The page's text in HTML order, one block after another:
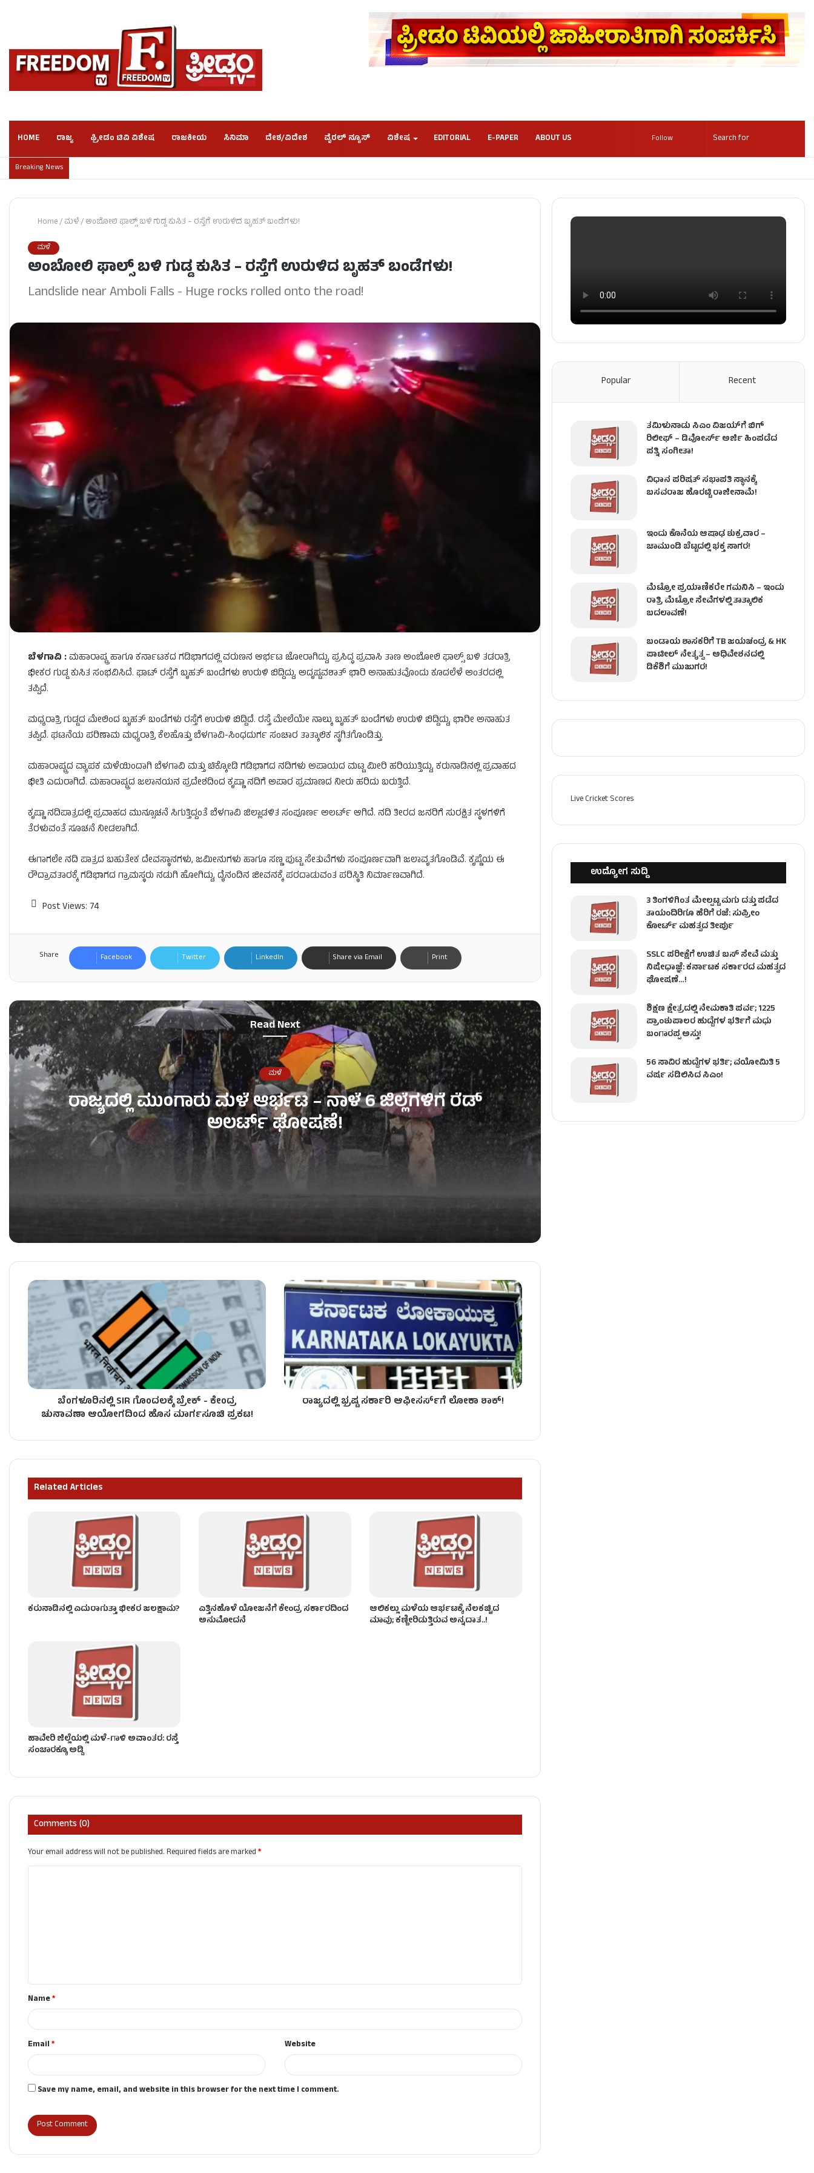
HOME ರಾಜ್ಯ ಫ್ರೀಡಂ ಟಿವಿ ವಿಶೇಷ ರಾಜಕೀಯ ಸಿನಿಮಾ ದೇಶ/ವಿದೇಶ ವೈರಲ್ ನ್ಯೂಸ್ ವಿಶೇಷ EDITORIAL E-PAPER ABOUT US Follow
Breaking News
Home/ಮಳೆ/ಅಂಬೋಲಿ ಫಾಲ್ಸ್ ಬಳಿ ಗುಡ್ಡ ಕುಸಿತ – ರಸ್ತೆಗೆ ಉರುಳಿದ ಬೃಹತ್ ಬಂಡೆಗಳು!
ಮಳೆ
ಅಂಬೋಲಿ ಫಾಲ್ಸ್ ಬಳಿ ಗುಡ್ಡ ಕುಸಿತ – ರಸ್ತೆಗೆ ಉರುಳಿದ ಬೃಹತ್ ಬಂಡೆಗಳು!
Landslide near Amboli Falls - Huge rocks rolled onto the road!
ಬೆಳಗಾವಿ :ಮಹಾರಾಷ್ಟ್ರ ಹಾಗೂ ಕರ್ನಾಟಕದ ಗಡಿಭಾಗದಲ್ಲಿ ವರುಣನ ಆರ್ಭಟ ಜೋರಾಗಿದ್ದು, ಪ್ರಸಿದ್ಧ ಪ್ರವಾಸಿ ತಾಣ ಅಂಬೋಲಿ ಫಾಲ್ಸ್ ಬಳಿ ತಡರಾತ್ರಿ
ಭೀಕರ ಗುಡ್ಡ ಕುಸಿತ ಸಂಭವಿಸಿದೆ. ಘಾಟ್ ರಸ್ತೆಗೆ ಬೃಹತ್ ಬಂಡೆಗಳು ಉರುಳಿ ಬಿದ್ದಿದ್ದು, ಅದೃಷ್ಟವಶಾತ್ ಭಾರಿ ಅನಾಹುತವೊಂದು ಕೂದಲೆಳೆ ಅಂತರದಲ್ಲಿ
ತಪ್ಪಿದೆ.
ಮಧ್ಯರಾತ್ರಿ ಗುಡ್ಡದ ಮೇಲಿಂದ ಬೃಹತ್ ಬಂಡೆಗಳು ರಸ್ತೆಗೆ ಉರುಳಿ ಬಿದ್ದಿದೆ. ರಸ್ತೆ ಮೇಲೆಯೇ ನಾಲ್ಕು ಬೃಹತ್ ಬಂಡೆಗಳು ಉರುಳಿ ಬಿದ್ದಿದ್ದು, ಭಾರೀ ಅನಾಹುತ
ತಪ್ಪಿದೆ. ಘಟನೆಯ ಪರಿಣಾಮ ಮಧ್ಯರಾತ್ರಿ ಕೆಲಹೊತ್ತು ಬೆಳಗಾವಿ-ಸಿಂಧದುರ್ಗ ಸಂಚಾರ ತಾತ್ಕಾಲಿಕ ಸ್ಥಗಿತಗೊಂಡಿತ್ತು.
ಮಹಾರಾಷ್ಟ್ರದ ವ್ಯಾಪಕ ಮಳೆಯಿಂದಾಗಿ ಬೆಳಗಾವಿ ಮತ್ತು ಚಿಕ್ಕೋಡಿ ಗಡಿಭಾಗದ ನದಿಗಳು ಅಪಾಯದ ಮಟ್ಟ ಮೀರಿ ಹರಿಯುತ್ತಿದ್ದು, ಕರುನಾಡಿನಲ್ಲಿ ಪ್ರವಾಹದ
ಭೀತಿ ಎದುರಾಗಿದೆ. ಮಹಾರಾಷ್ಟ್ರದ ಜಲಾನಯನ ಪ್ರದೇಶದಿಂದ ಕೃಷ್ಣಾ ನದಿಗೆ ಅಪಾರ ಪ್ರಮಾಣದ ನೀರು ಹರಿದು ಬರುತ್ತಿದೆ.
ಕೃಷ್ಣಾ ನದಿಪಾತ್ರದಲ್ಲಿ ಪ್ರವಾಹದ ಮುನ್ಸೂಚನೆ ಸಿಗುತ್ತಿದ್ದಂತೆ ಬೆಳಗಾವಿ ಜಿಲ್ಲಾಡಳಿತ ಸಂಪೂರ್ಣ ಅಲರ್ಟ್ ಆಗಿದೆ. ನದಿ ತೀರದ ಜನರಿಗೆ ಸುರಕ್ಷಿತ ಸ್ಥಳಗಳಿಗೆ
ತೆರಳುವಂತೆ ಸೂಚನೆ ನೀಡಲಾಗಿದೆ.
ಈಗಾಗಲೇ ನದಿ ಪಾತ್ರದ ಬಹುತೇಕ ದೇವಸ್ಥಾನಗಳು, ಜಮೀನುಗಳು ಹಾಗೂ ಸಣ್ಣ ಪುಟ್ಟ ಸೇತುವೆಗಳು ಸಂಪೂರ್ಣವಾಗಿ ಜಲಾವೃತಗೊಂಡಿವೆ. ಕೃಷ್ಣೆಯ ಈ
ರೌದ್ರಾವತಾರಕ್ಕೆ ಗಡಿಭಾಗದ ಗ್ರಾಮಸ್ಥರು ನಡುಗಿ ಹೋಗಿದ್ದು, ದೈನಂದಿನ ಜೀವನಕ್ಕೆ ಪರದಾಡುವಂತ ಪರಿಸ್ಥಿತಿ ನಿರ್ಮಾಣವಾಗಿದೆ.
Post Views: 74
Share Facebook Twitter LinkedIn Share via Email Print
Read Next
ಮಳೆ
ರಾಜ್ಯದಲ್ಲಿ ಮುಂಗಾರು ಮಳೆ ಆರ್ಭಟ – ನಾಳೆ 6 ಜಿಲ್ಲೆಗಳಿಗೆ ರೆಡ್‌
ಅಲರ್ಟ್‌ ಘೋಷಣೆ!
ರಾಜ್ಯದಲ್ಲಿ ಮುಂಗಾರು ಮಳೆ ಆರ್ಭಟ – ನಾಳೆ 6 ಜಿಲ್ಲೆಗಳಿಗೆ ರೆಡ್‌ ಅಲರ್ಟ್‌ ಘೋಷಣೆ!
ಮಳೆಗೆ ಸಿಲಿಕಾನ್ ಸಿಟಿ ಅಸ್ತವ್ಯಸ್ತ, DCM ಸಿಟಿ ರೌಂಡ್ಸ್!
ವಿರಾಜಪೇಟೆಯಲ್ಲಿ ವರುಣನ ಅಬ್ಬರ, ಮನೆ ಮೇಲೆ ಬಿದ್ದ ಬೃಹತ್ ಮರದ ಕೊಂಬೆ!
ಕರ್ನಾಟಕದಲ್ಲಿ ವರುಣನ ಅಬ್ಬರ, ಮುಂದಿನ 3 ದಿನ ಹೈ ಅಲರ್ಟ್!
ಬೆಂಗಳೂರಿನಲ್ಲಿ SIR ಗೊಂದಲಕ್ಕೆ ಬ್ರೇಕ್ - ಕೇಂದ್ರ
ಚುನಾವಣಾ ಆಯೋಗದಿಂದ ಹೊಸ ಮಾರ್ಗಸೂಚಿ ಪ್ರಕಟ!
ರಾಜ್ಯದಲ್ಲಿ ಭ್ರಷ್ಟ ಸರ್ಕಾರಿ ಆಫೀಸರ್ಸ್​ಗೆ ಲೋಕಾ ಶಾಕ್​!
Related Articles
ಕರುನಾಡಿನಲ್ಲಿ ಎದುರಾಗುತ್ತಾ ಭೀಕರ ಜಲಕ್ಷಾಮ?
ಎತ್ತಿನಹೊಳೆ ಯೋಜನೆಗೆ ಕೇಂದ್ರ ಸರ್ಕಾರದಿಂದ
ಅನುಮೋದನೆ
ಆಲಿಕಲ್ಲು ಮಳೆಯ ಆರ್ಭಟಕ್ಕೆ ನೆಲಕಚ್ಚಿದ
ಮಾವು; ಕಣ್ಣೀರಿಡುತ್ತಿರುವ ಅನ್ನದಾತ..!
ಹಾವೇರಿ ಜಿಲ್ಲೆಯಲ್ಲಿ ಮಳೆ-ಗಾಳಿ ಅವಾಂತರ: ರಸ್ತೆ
ಸಂಚಾರಕ್ಕೂ ಅಡ್ಡಿ
Comments (0)
Your email address will not be published.Required fields are marked*
t
*Name*
Email* Website
Save my name, email, and website in this browser for the next time I comment.
Popular Recent
ತಮಿಳುನಾಡು ಸಿಎಂ ವಿಜಯ್‌ಗೆ ಬಿಗ್
ರಿಲೀಫ್ – ಡಿವೋರ್ಸ್ ಅರ್ಜಿ ಹಿಂಪಡೆದ
ಪತ್ನಿ ಸಂಗೀತಾ!
ವಿಧಾನ ಪರಿಷತ್ ಸಭಾಪತಿ ಸ್ಥಾನಕ್ಕೆ
ಬಸವರಾಜ ಹೊರಟ್ಟಿ ರಾಜೀನಾಮೆ!
ಇಂದು ಕೊನೆಯ ಆಷಾಢ ಶುಕ್ರವಾರ –
ಚಾಮುಂಡಿ ಬೆಟ್ಟದಲ್ಲಿ ಭಕ್ತ ಸಾಗರ!
ಮೆಟ್ರೋ ಪ್ರಯಾಣಿಕರೇ ಗಮನಿಸಿ – ಇಂದು
ರಾತ್ರಿ ಮೆಟ್ರೋ ಸೇವೆಗಳಲ್ಲಿ ತಾತ್ಕಾಲಿಕ
ಬದಲಾವಣೆ!
ಬಂಡಾಯ ಶಾಸಕರಿಗೆ TB ಜಯಚಂದ್ರ & HK
ಪಾಟೀಲ್ ನೇತೃತ್ವ – ಅಧಿವೇಶನದಲ್ಲಿ
ಡಿಕೆಶಿಗೆ ಮುಜುಗರ!
Live Cricket Scores
ಉದ್ಯೋಗ ಸುದ್ದಿ
3 ತಿಂಗಳಿಗಿಂತ ಮೇಲ್ಪಟ್ಟ ಮಗು ದತ್ತು ಪಡೆದ
ತಾಯಂದಿರಿಗೂ ಹೆರಿಗೆ ರಜೆ: ಸುಪ್ರೀಂ
ಕೋರ್ಟ್ ಮಹತ್ವದ ತೀರ್ಪು
SSLC ಪರೀಕ್ಷೆಗೆ ಉಚಿತ ಬಸ್ ಸೇವೆ ಮತ್ತು
ನಿಷೇಧಾಜ್ಞೆ: ಕರ್ನಾಟಕ ಸರ್ಕಾರದ ಮಹತ್ವದ
ಘೋಷಣೆ…!
ಶಿಕ್ಷಣ ಕ್ಷೇತ್ರದಲ್ಲಿ ನೇಮಕಾತಿ ಪರ್ವ; 1225
ಪ್ರಾಂಶುಪಾಲರ ಹುದ್ದೆಗಳ ಭರ್ತಿಗೆ ಮಧು
ಬಂಗಾರಪ್ಪ ಅಸ್ತು!
56 ಸಾವಿರ ಹುದ್ದೆಗಳ ಭರ್ತಿ; ವಯೋಮಿತಿ 5
ವರ್ಷ ಸಡಿಲಿಸಿದ ಸಿಎಂ!